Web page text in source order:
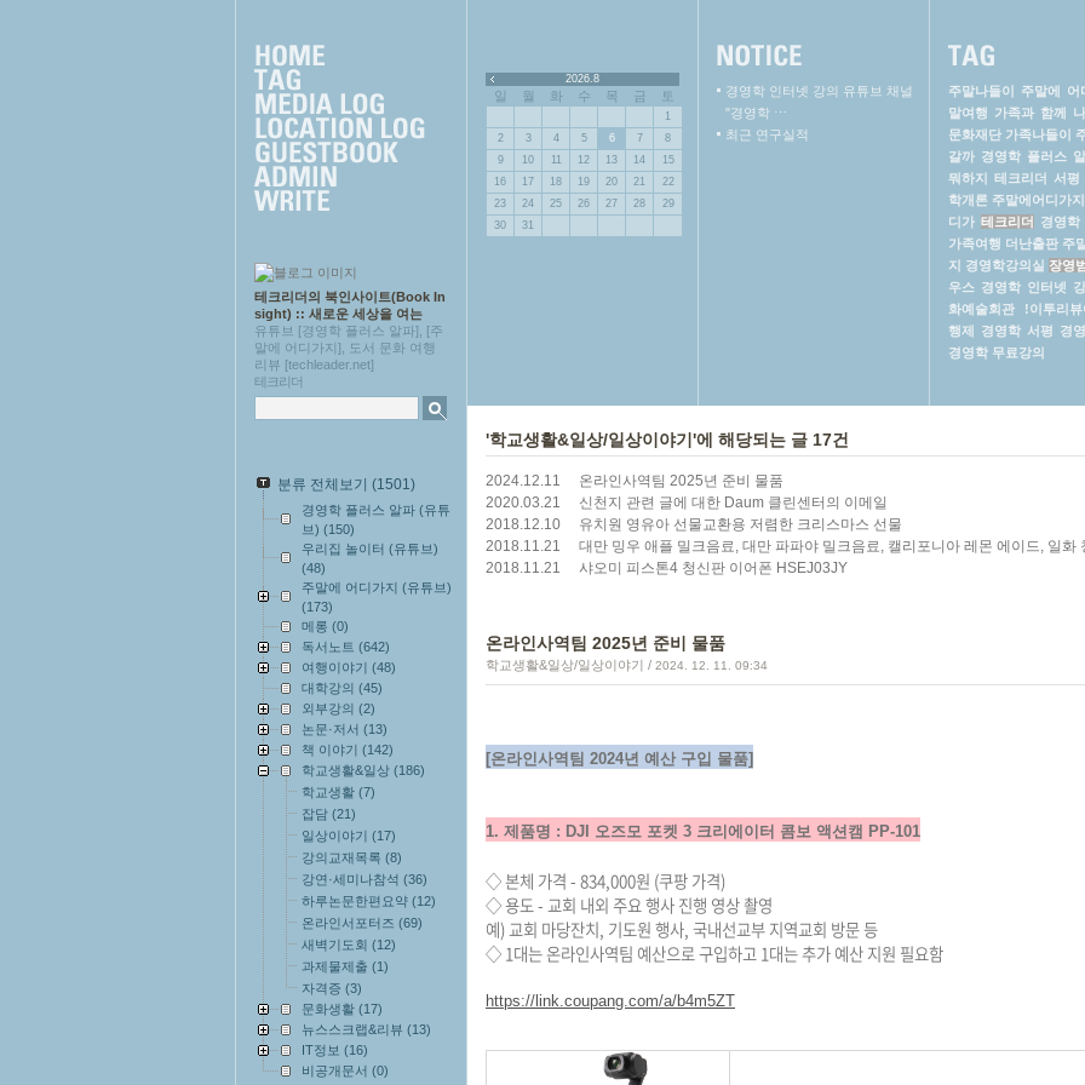
테크리더의 북인사이트(Book In
sight) :: 새로운 세상을 여는
유튜브 [경영학 플러스 알파], [주
말에 어디가지], 도서 문화 여행
리뷰 [techleader.net]
테크리더
분류 전체보기 (1501)
경영학 플러스 알파 (유튜
브) (150)
우리집 놀이터 (유튜브)
(48)
주말에 어디가지 (유튜브)
(173)
메롱 (0)
독서노트 (642)
여행이야기 (48)
대학강의 (45)
외부강의 (2)
논문·저서 (13)
책 이야기 (142)
학교생활&일상 (186)
학교생활 (7)
잡담 (21)
일상이야기 (17)
강의교재목록 (8)
강연·세미나참석 (36)
하루논문한편요약 (12)
온라인서포터즈 (69)
새벽기도회 (12)
과제물제출 (1)
자격증 (3)
문화생활 (17)
뉴스스크랩&리뷰 (13)
IT정보 (16)
비공개문서 (0)
2026.8
일 월 화 수 목 금 토
1
2
3 4 5 6 7
8
9
10 11 12 13 14
15
16
17 18 19 20 21
22
23
24 25 26 27 28
29
30
31
경영학 인터넷 강의 유튜브 채널
"경영학 ⋯
최근 연구실적
주말나들이 주말에 어
말여행 가족과 함께 나
문화재단 가족나들이
갈까 경영학 플러스
뭐하지
테크리더 서평
학개론 주말에어디가지
디가 테크리더
경영
가족여행 더난출판 주
지
경영학강의실 장영범
우스 경영학 인터넷
화예술회관
!이투리뷰
행제
경영학 서평 경
경영학 무료강의
'학교생활&일상/일상이야기'에 해당되는 글 17건
2024.12.11
온라인사역팀 2025년 준비 물품
2020.03.21
신천지 관련 글에 대한 Daum 클린센터의 이메일
2018.12.10
유치원 영유아 선물교환용 저렴한 크리스마스 선물
2018.11.21
대만 밍우 애플 밀크음료, 대만 파파야 밀크음료, 캘리포니아 레몬 에이드, 일화
2018.11.21
샤오미 피스톤4 청신판 이어폰 HSEJ03JY
온라인사역팀 2025년 준비 물품
학교생활&일상/일상이야기 / 2024. 12. 11. 09:34
[온라인사역팀 2024년 예산 구입 물품]
1. 제품명 : DJI 오즈모 포켓 3 크리에이터 콤보 액션캠 PP-101
◇ 본체 가격 - 834,000원 (쿠팡 가격)
◇ 용도 - 교회 내외 주요 행사 진행 영상 촬영
예) 교회 마당잔치, 기도원 행사, 국내선교부 지역교회 방문 등
◇ 1대는 온라인사역팀 예산으로 구입하고 1대는 추가 예산 지원 필요함
https://link.coupang.com/a/b4m5ZT